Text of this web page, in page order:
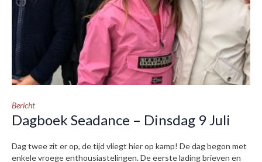
Bericht
Dagboek Seadance – Dinsdag 9 Juli
Dag twee zit er op, de tijd vliegt hier op kamp! De dag begon met
enkele vroege enthousiastelingen. De eerste lading brieven en